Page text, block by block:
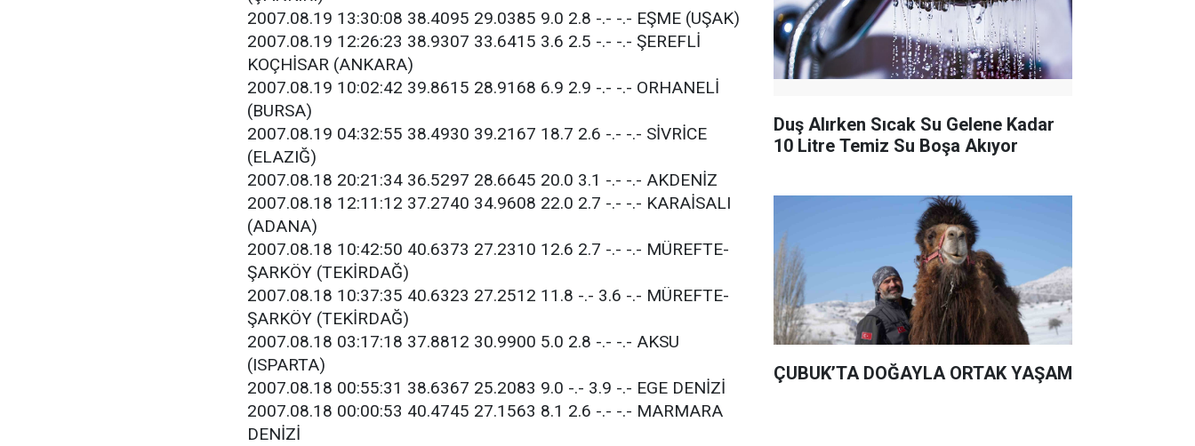
2007.08.19 13:30:08 38.4095 29.0385 9.0 2.8 -.- -.- EŞME (UŞAK)
2007.08.19 12:26:23 38.9307 33.6415 3.6 2.5 -.- -.- ŞEREFLİ
KOÇHİSAR (ANKARA)
2007.08.19 10:02:42 39.8615 28.9168 6.9 2.9 -.- -.- ORHANELİ
(BURSA)
2007.08.19 04:32:55 38.4930 39.2167 18.7 2.6 -.- -.- SİVRİCE
(ELAZIĞ)
2007.08.18 20:21:34 36.5297 28.6645 20.0 3.1 -.- -.- AKDENİZ
2007.08.18 12:11:12 37.2740 34.9608 22.0 2.7 -.- -.- KARAİSALI
(ADANA)
2007.08.18 10:42:50 40.6373 27.2310 12.6 2.7 -.- -.- MÜREFTE-
ŞARKÖY (TEKİRDAĞ)
2007.08.18 10:37:35 40.6323 27.2512 11.8 -.- 3.6 -.- MÜREFTE-
ŞARKÖY (TEKİRDAĞ)
2007.08.18 03:17:18 37.8812 30.9900 5.0 2.8 -.- -.- AKSU
(ISPARTA)
2007.08.18 00:55:31 38.6367 25.2083 9.0 -.- 3.9 -.- EGE DENİZİ
2007.08.18 00:00:53 40.4745 27.1563 8.1 2.6 -.- -.- MARMARA
DENİZİ
Duş Alırken Sıcak Su Gelene Kadar
10 Litre Temiz Su Boşa Akıyor
ÇUBUK’TA DOĞAYLA ORTAK YAŞAM